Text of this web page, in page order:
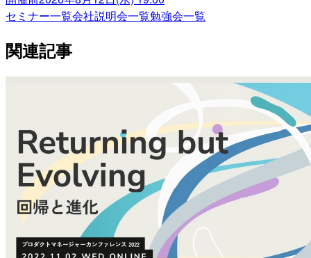
セミナー一覧会社説明会一覧勉強会一覧
関連記事